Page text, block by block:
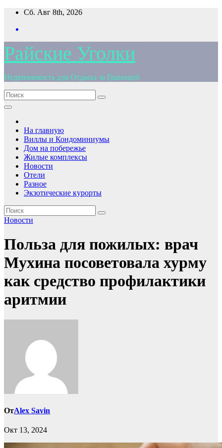
Перейти
содержимому
Сб. Авг 8th, 2026
Райские Уголки
Недвижимость для Отдыха за Границей
На главную
Виллы и Кондоминиумы
Дом на побережье
Жилые комплексы
Новости
Отели
Разное
Экзотические курорты
Новости
Польза для пожилых: врач
Мухина посоветовала хурму
как средство профилактики
аритмии
ОтAlex Savin
Окт 13, 2024